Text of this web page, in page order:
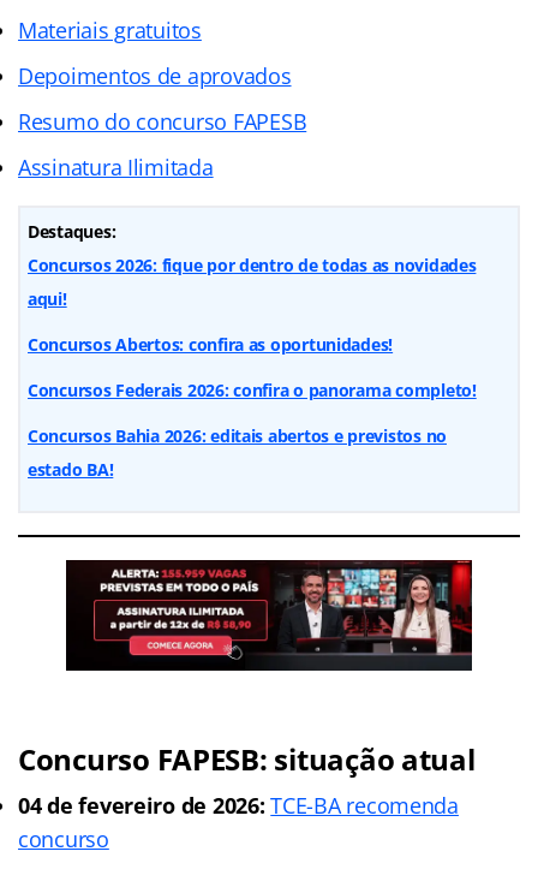
Materiais gratuitos
Depoimentos de aprovados
Resumo do concurso FAPESB
Assinatura Ilimitada
Destaques:
Concursos 2026: fique por dentro de todas as novidades
aqui!
Concursos Abertos: confira as oportunidades!
Concursos Federais 2026: confira o panorama completo!
Concursos Bahia 2026: editais abertos e previstos no
estado BA!
Concurso FAPESB: situação atual
04 de fevereiro de 2026: TCE-BA recomenda
concurso